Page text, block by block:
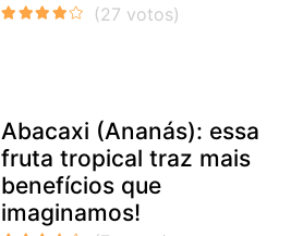
Abacaxi (Ananás): essa
fruta tropical traz mais
benefícios que
imaginamos!